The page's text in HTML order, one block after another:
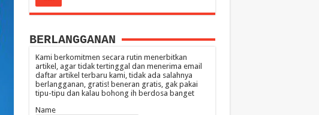
BERLANGGANAN
Kami berkomitmen secara rutin menerbitkan
artikel, agar tidak tertinggal dan menerima email
daftar artikel terbaru kami, tidak ada salahnya
berlangganan, gratis! beneran gratis, gak pakai
tipu-tipu dan kalau bohong ih berdosa banget
Name